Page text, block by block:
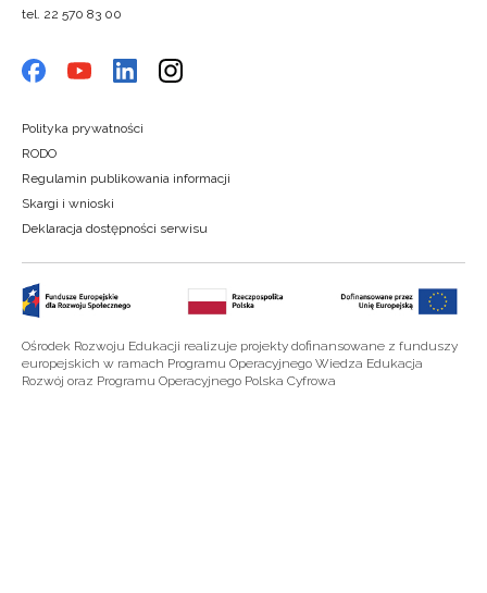
tel. 22 570 83 00
Polityka prywatności
RODO
Regulamin publikowania informacji
Skargi i wnioski
Deklaracja dostępności serwisu
Ośrodek Rozwoju Edukacji realizuje projekty dofinansowane z funduszy
europejskich w ramach Programu Operacyjnego Wiedza Edukacja
Rozwój oraz Programu Operacyjnego Polska Cyfrowa